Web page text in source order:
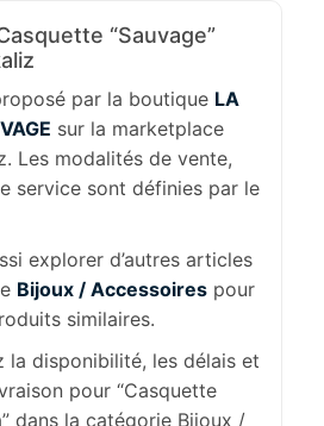
“Sauvage”
par la boutique LA
sur la marketplace
Les modalités de vente,
service sont définies par le
explorer d’autres articles
Bijoux / Accessoires pour
similaires.
la disponibilité, les délais et
pour “Casquette
dans la catégorie Bijoux /